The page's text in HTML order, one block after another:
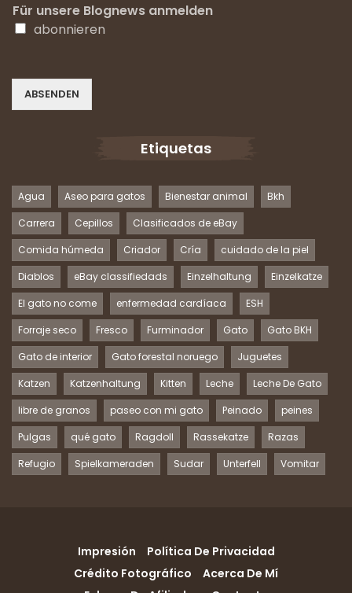
Für unsere Blognews anmelden
abonnieren
ABSENDEN
Etiquetas
Agua Aseo para gatos Bienestar animal
Bkh
Carrera
Cepillos
Clasificados de eBay
Comida húmeda
Criador Cría
cuidado de la piel
Diablos
eBay classifiedads Einzelhaltung
Einzelkatze
El gato no come
enfermedad cardíaca
ESH
Forraje seco
Fresco Furminador Gato
Gato BKH
Gato de interior
Gato forestal noruego
Juguetes
Katzen
Katzenhaltung Kitten Leche
Leche De Gato
libre de granos
paseo con mi gato Peinado
peines
Pulgas
qué gato Ragdoll Rassekatze
Razas
Refugio
Spielkameraden Sudar Unterfell Vomitar
Impresión
Política De Privacidad
Crédito Fotográfico
Acerca De Mí